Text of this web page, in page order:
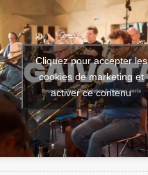
Cliquez pour accepter les
cookies de marketing et
activer ce contenu